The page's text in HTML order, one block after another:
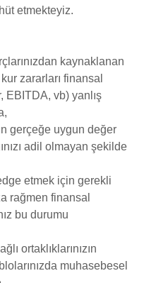
etmekteyiz.
kaynaklanan
zararları finansal
EBITDA, vb) yanlış
gerçeğe uygun değer
adil olmayan şekilde
etmek için gerekli
rağmen finansal
bu durumu
ortaklıklarınızın
muhasebesel